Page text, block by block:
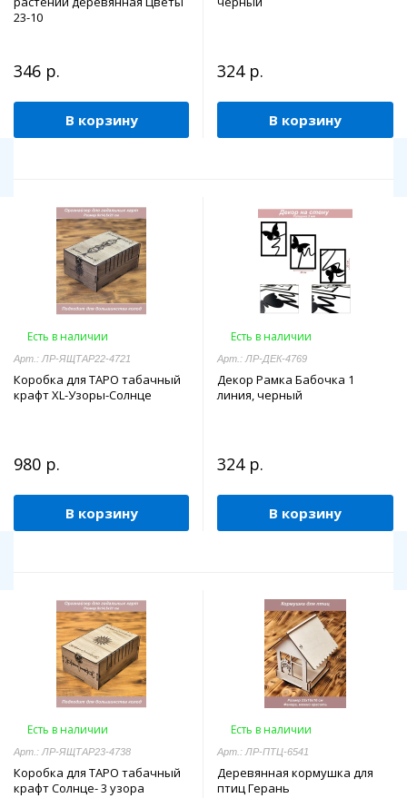
23-10
346 р.
В корзину
324 р.
В корзину
Есть в наличии
Арт.: ЛР-ЯЩТАР22-4721
Коробка для ТАРО табачный
крафт ХL-Узоры-Солнце
980 р.
В корзину
Есть в наличии
Арт.: ЛР-ДЕК-4769
Декор Рамка Бабочка 1
линия, черный
324 р.
В корзину
Есть в наличии
Арт.: ЛР-ЯЩТАР23-4738
Коробка для ТАРО табачный
крафт Солнце- 3 узора
Есть в наличии
Арт.: ЛР-ПТЦ-6541
Деревянная кормушка для
птиц Герань